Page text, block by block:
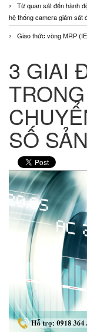
Từ quan sát đến hành
hệ thống camera giám sát
Giao thức vòng MRP
3 GIAI
SỐ